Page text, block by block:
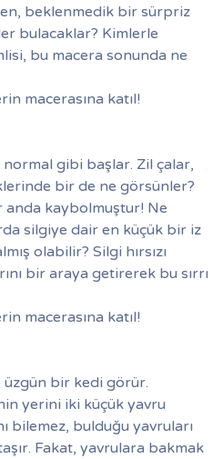
beklenmedik bir sürpriz
bulacaklar? Kimlerle
bu macera sonunda ne
macerasına katıl!
gibi başlar. Zil çalar,
bir de ne görsünler?
anda kaybolmuştur! Ne
silgiye dair en küçük bir iz
olabilir? Silgi hırsızı
bir araya getirerek bu sırrı
macerasına katıl!
bir kedi görür.
yerini iki küçük yavru
bilemez, bulduğu yavruları
Fakat, yavrulara bakmak